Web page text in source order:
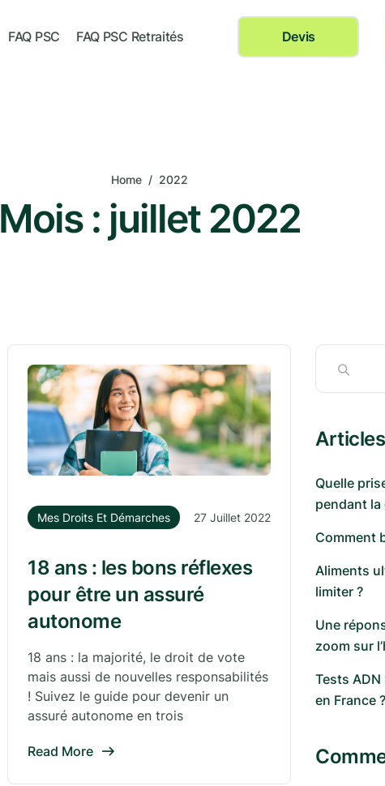
FAQ PSC FAQ PSC Retraités Devis
Home / 2022
Mois : juillet 2022
Mes Droits Et Démarches 27 Juillet 2022
18 ans : les bons réflexes
pour être un assuré
autonome
18 ans : la majorité, le droit de vote
mais aussi de nouvelles responsabilités
! Suivez le guide pour devenir un
assuré autonome en trois
Read More
Quelle
pendant la
Comment
Aliments
limiter ?
Une
zoom sur
Tests
en France ?